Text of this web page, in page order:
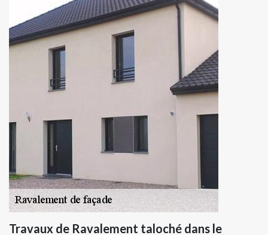
Travaux de Ravalement taloché dans le